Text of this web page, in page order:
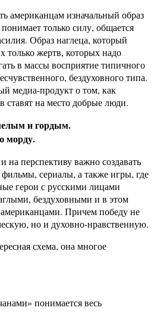
американцам изначальный образ
только силу, общается
Образ наглеца, который
жертв, которых надо
в массы восприятие типичного
бездуховного типа.
медиа-продукт о том, как
ставят на место добрые люди.
и гордым.
морду.
перспективу важно создавать
сериалы, а также игры, где
герои с русскими лицами
бездуховными и в этом
Причем победу не
но и духовно-нравственную.
схема, она многое
понимается весь